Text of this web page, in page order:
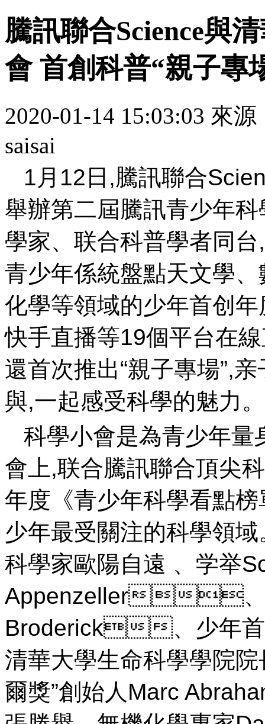
騰訊聯合Science與
會 首創科普“親子專
2020-01-14 15:03:03 來源
saisai
1月12日,騰訊聯合
舉辦第二屆騰訊青少年科
學家、联合科普學者同
青少年係統盤點天文學 、
化學等領域的少年首创年
快手直播等19個平台在線
還首次推出“親子專場”,
與,一起感受科學的魅力。
科學小會是為青少年量
會上,联合騰訊聯合頂尖
年度《青少年科學看點榜
少年最受關注的科學領域
科學家歐陽自遠 、学
Appenzeller、
Broderick、少年首创
清華大學生命科學學院院
爾獎”創始人Marc